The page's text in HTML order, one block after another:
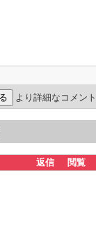
より詳細なコメン
返信 閲覧